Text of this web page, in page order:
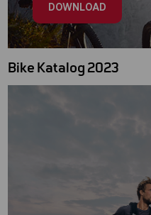
DOWNLOAD
Bike Katalog 2023